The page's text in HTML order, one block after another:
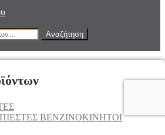
Αναζήτηση
ΒΕΝΖΙΝΟΚΙΝΗΤΟΙ